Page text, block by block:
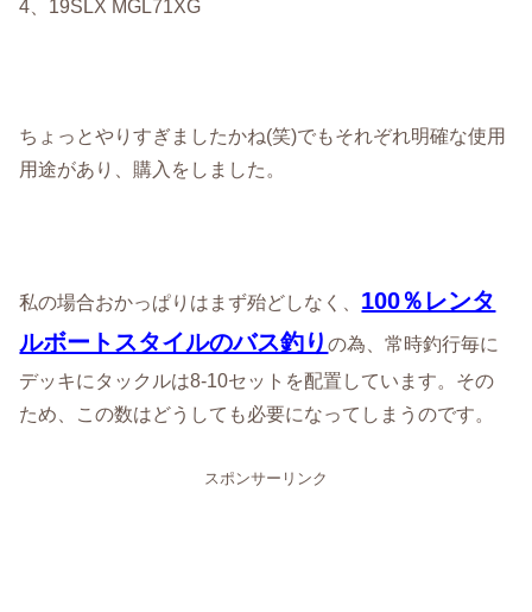
4、19SLX MGL71XG
ちょっとやりすぎましたかね(笑)でもそれぞれ明確な使用
用途があり、購入をしました。
私の場合おかっぱりはまず殆どしなく、 100％レンタ
ルボートスタイルのバス釣りの為、常時釣行毎に
デッキにタックルは8-10セットを配置しています。その
ため、この数はどうしても必要になってしまうのです。
スポンサーリンク